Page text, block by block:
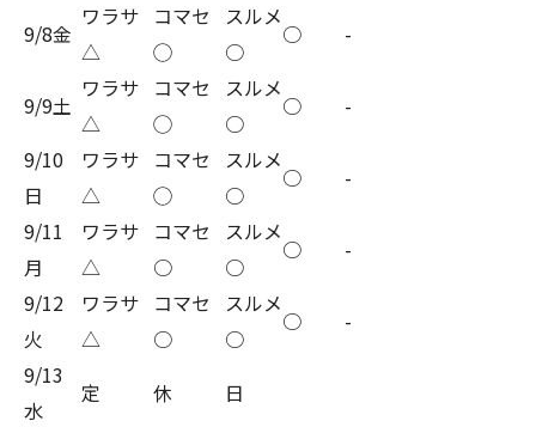
9/8金
ワラサ
△
コマセ
◯
スルメ
○
○ -
9/9土
ワラサ
△
コマセ
◯
スルメ
○
○
-
9/10
日
ワラサ
△
コマセ
◯
スルメ
○
○
-
9/11
月
ワラサ
△
コマセ
○
スルメ
○
○
-
9/12
火
ワラサ
△
コマセ
○
スルメ
○
○
-
9/13
水
定 休 日